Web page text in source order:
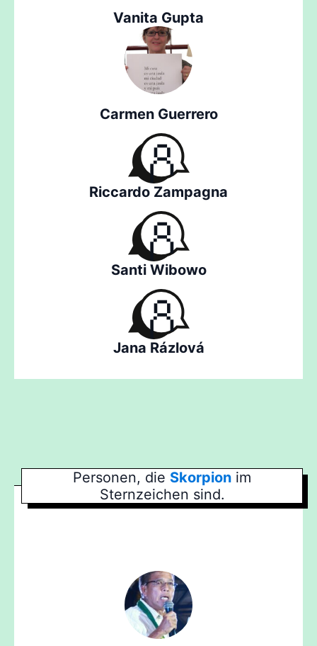
Vanita Gupta
Carmen Guerrero
Riccardo Zampagna
Santi Wibowo
Jana Rázlová
Personen, die Skorpion im
Sternzeichen sind.